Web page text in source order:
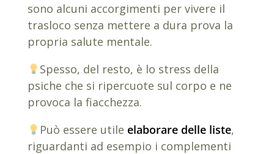
sono alcuni accorgimenti per vivere il
trasloco senza mettere a dura prova la
propria salute mentale.
Spesso, del resto, è lo stress della
psiche che si ripercuote sul corpo e ne
provoca la fiacchezza.
Può essere utile elaborare delle liste,
riguardanti ad esempio i complementi